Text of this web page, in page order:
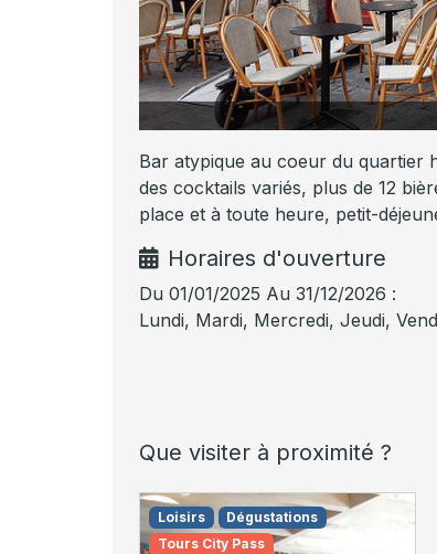
Bar atypique au coeur du quartier
des cocktails variés, plus de 12
place et à toute heure, petit-
Horaires d'ouverture
Du 01/01/2025 Au 31/12/2026 :
Lundi, Mardi, Mercredi, Jeudi,
Que visiter à proximité ?
Loisirs
Dégustations
Tours City Pass